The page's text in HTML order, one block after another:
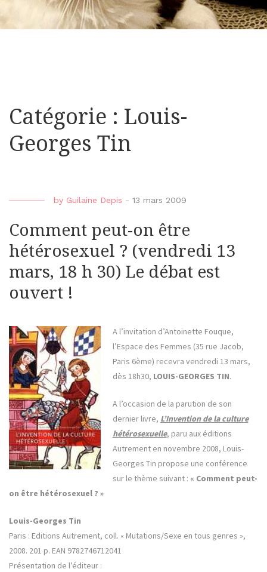
Catégorie : Louis-
Georges Tin
by Guilaine Depis - 13 mars 2009
Comment peut-on être
hétérosexuel ? (vendredi 13
mars, 18 h 30) Le débat est
ouvert !
A l’invitation d’Antoinette Fouque,
l’Espace des Femmes (35 rue Jacob,
Paris 6ème) recevra vendredi 13 mars,
dès 18h30, LOUIS-GEORGES TIN.
A l’occasion de la parution de son
dernier livre, L’Invention de la culture
hétérosexuelle, paru aux éditions
Autrement en novembre 2008, Louis-
Georges Tin propose une conférence
sur le thème suivant : « Comment peut-
on être hétérosexuel ? »
Louis-Georges Tin
Paris : Editions Autrement, coll. « Mutations/Sexe en tous genres »,
2008. 201 p. EAN 9782746712041
Présentation de l’éditeur :